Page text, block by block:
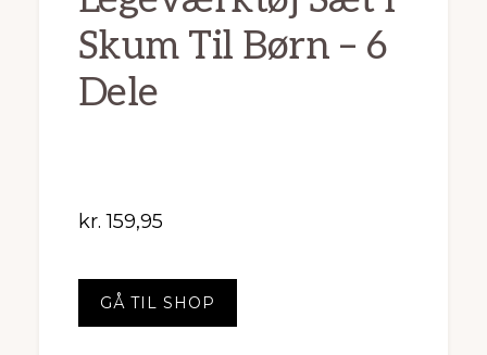
Skum Til Børn – 6
Dele
kr. 159,95
GÅ TIL SHOP